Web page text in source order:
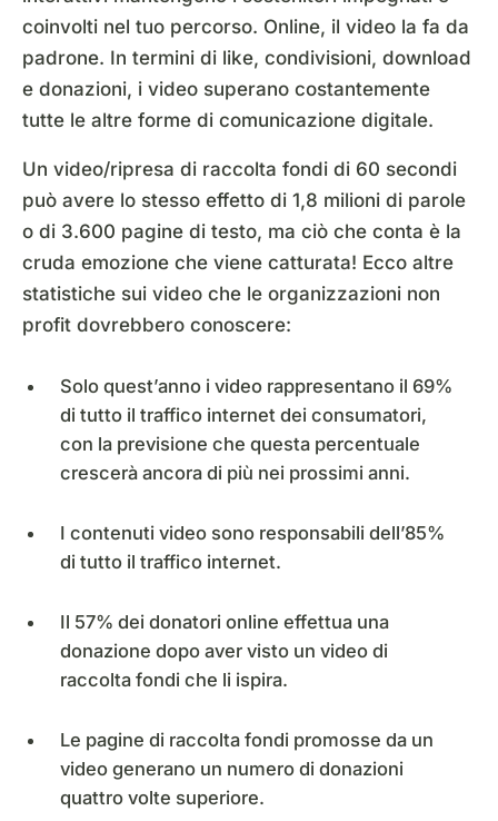
coinvolti nel tuo percorso. Online, il video la fa da
padrone. In termini di like, condivisioni, download
e donazioni, i video superano costantemente
tutte le altre forme di comunicazione digitale.
Un video/ripresa di raccolta fondi di 60 secondi
può avere lo stesso effetto di 1,8 milioni di parole
o di 3.600 pagine di testo, ma ciò che conta è la
cruda emozione che viene catturata! Ecco altre
statistiche sui video che le organizzazioni non
profit dovrebbero conoscere:
Solo quest’anno i video rappresentano il 69%
di tutto il traffico internet dei consumatori,
con la previsione che questa percentuale
crescerà ancora di più nei prossimi anni.
I contenuti video sono responsabili dell’85%
di tutto il traffico internet.
Il 57% dei donatori online effettua una
donazione dopo aver visto un video di
raccolta fondi che li ispira.
Le pagine di raccolta fondi promosse da un
video generano un numero di donazioni
quattro volte superiore.